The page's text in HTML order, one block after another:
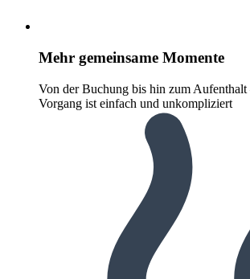
Mehr gemeinsame Momente
Von der Buchung bis hin zum Aufenthalt
Vorgang ist einfach und unkompliziert